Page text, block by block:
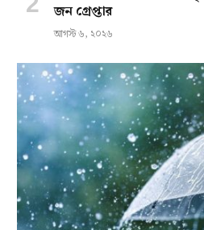
জন গ্রেপ্তার
আগস্ট ৬, ২০২৬